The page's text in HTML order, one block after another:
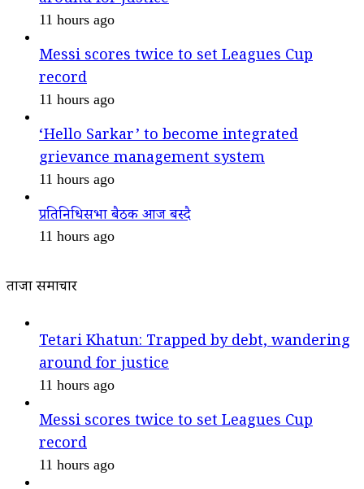
11 hours ago
Messi scores twice to set Leagues Cup
record
11 hours ago
‘Hello Sarkar’ to become integrated
grievance management system
11 hours ago
प्रतिनिधिसभा बैठक आज बस्दै
11 hours ago
ताजा समाचार
Tetari Khatun: Trapped by debt, wandering
around for justice
11 hours ago
Messi scores twice to set Leagues Cup
record
11 hours ago